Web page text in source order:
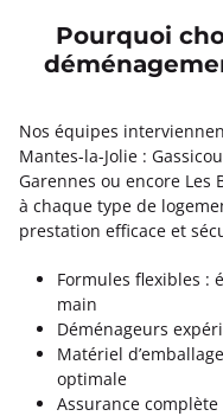
Pourquoi
Nos équipes
Mantes-la-Jolie :
Garennes ou encore Les
à chaque type de
prestation efficace et
Formules flexibles :
main
Déménageurs
Matériel
optimale
Assurance